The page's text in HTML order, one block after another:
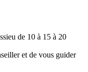
de 10 à 15 à 20
et de vous guider